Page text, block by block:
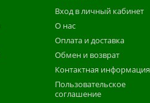
Вход в личный кабинет
О нас
Оплата и доставка
Обмен и возврат
Контактная информация
Пользовательское
соглашение